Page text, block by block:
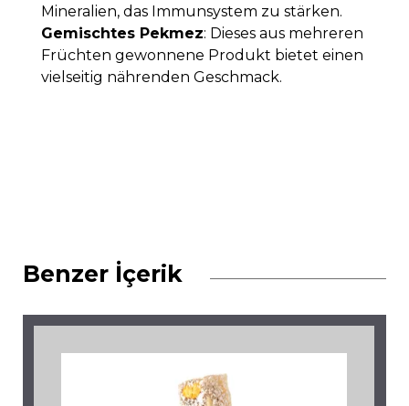
Mineralien, das Immunsystem zu stärken.
Gemischtes Pekmez: Dieses aus mehreren
Früchten gewonnene Produkt bietet einen
vielseitig nährenden Geschmack.
Benzer İçerik